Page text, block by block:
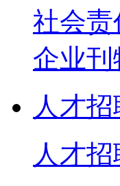
社会责
企业刊
人才招
人才招